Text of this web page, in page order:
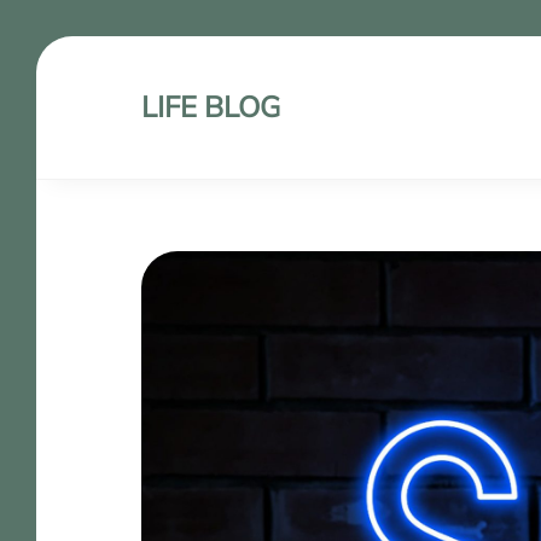
LIFE BLOG